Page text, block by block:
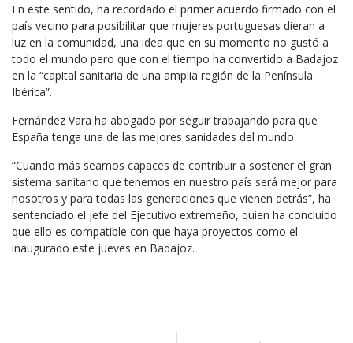
En este sentido, ha recordado el primer acuerdo firmado con el
país vecino para posibilitar que mujeres portuguesas dieran a
luz en la comunidad, una idea que en su momento no gustó a
todo el mundo pero que con el tiempo ha convertido a Badajoz
en la “capital sanitaria de una amplia región de la Península
Ibérica”.
Fernández Vara ha abogado por seguir trabajando para que
España tenga una de las mejores sanidades del mundo.
“Cuando más seamos capaces de contribuir a sostener el gran
sistema sanitario que tenemos en nuestro país será mejor para
nosotros y para todas las generaciones que vienen detrás”, ha
sentenciado el jefe del Ejecutivo extremeño, quien ha concluido
que ello es compatible con que haya proyectos como el
inaugurado este jueves en Badajoz.